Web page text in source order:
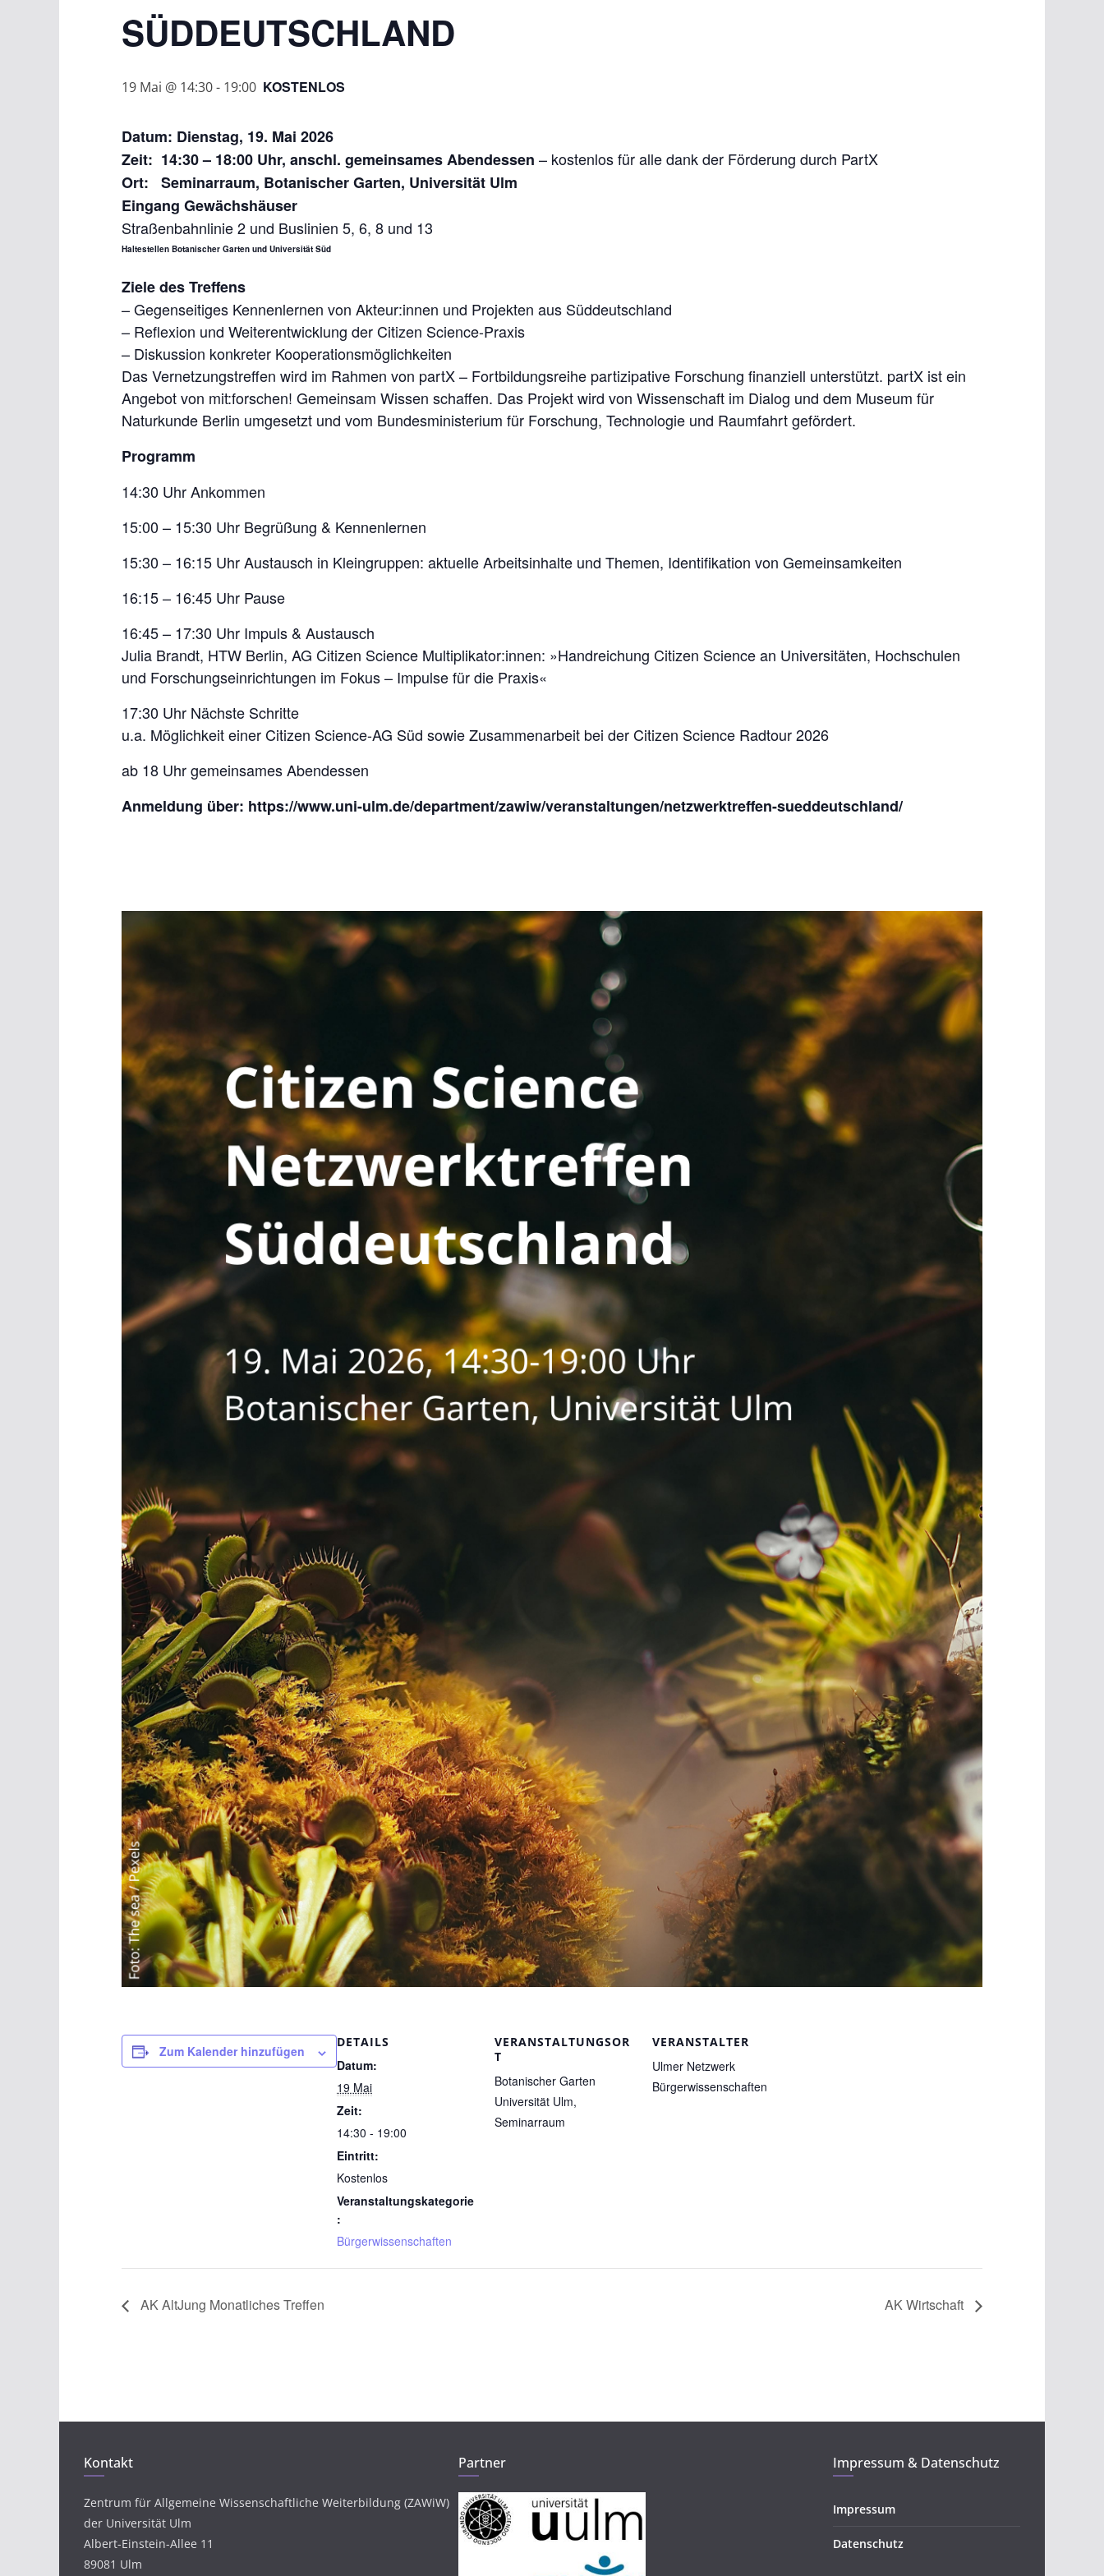
SÜDDEUTSCHLAND
19 Mai @ 14:30- 19:00 KOSTENLOS
Datum: Dienstag, 19. Mai 2026
Zeit: 14:30 – 18:00 Uhr, anschl. gemeinsames Abendessen – kostenlos für alle dank der Förderung durch PartX
Ort: Seminarraum, Botanischer Garten, Universität Ulm
Eingang Gewächshäuser
Straßenbahnlinie 2 und Buslinien 5, 6, 8 und 13
Haltestellen Botanischer Garten und Universität Süd
Ziele des Treffens
– Gegenseitiges Kennenlernen von Akteur:innen und Projekten aus Süddeutschland
– Reflexion und Weiterentwicklung der Citizen Science-Praxis
– Diskussion konkreter Kooperationsmöglichkeiten
Das Vernetzungstreffen wird im Rahmen von partX – Fortbildungsreihe partizipative Forschung finanziell unterstützt. partX ist ein
Angebot von mit:forschen! Gemeinsam Wissen schaffen. Das Projekt wird von Wissenschaft im Dialog und dem Museum für
Naturkunde Berlin umgesetzt und vom Bundesministerium für Forschung, Technologie und Raumfahrt gefördert.
Programm
14:30 Uhr Ankommen
15:00 – 15:30 Uhr Begrüßung & Kennenlernen
15:30 – 16:15 Uhr Austausch in Kleingruppen: aktuelle Arbeitsinhalte und Themen, Identifikation von Gemeinsamkeiten
16:15 – 16:45 Uhr Pause
16:45 – 17:30 Uhr Impuls & Austausch
Julia Brandt, HTW Berlin, AG Citizen Science Multiplikator:innen: »Handreichung Citizen Science an Universitäten, Hochschulen
und Forschungseinrichtungen im Fokus – Impulse für die Praxis«
17:30 Uhr Nächste Schritte
u.a. Möglichkeit einer Citizen Science-AG Süd sowie Zusammenarbeit bei der Citizen Science Radtour 2026
ab 18 Uhr gemeinsames Abendessen
Anmeldung über: https://www.uni-ulm.de/department/zawiw/veranstaltungen/netzwerktreffen-sueddeutschland/
Zum Kalender hinzufügen
DETAILS
Datum:
19 Mai
Zeit:
14:30 - 19:00
Eintritt:
Kostenlos
Veranstaltungskategorie
:
Bürgerwissenschaften
VERANSTALTUNGSOR
T
Botanischer Garten
Universität Ulm,
Seminarraum
VERANSTALTER
Ulmer Netzwerk
Bürgerwissenschaften
AK AltJung Monatliches Treffen AK Wirtschaft
Kontakt
Zentrum für Allgemeine Wissenschaftliche Weiterbildung (ZAWiW)
der Universität Ulm
Albert-Einstein-Allee 11
89081 Ulm
Partner Impressum & Datenschutz
Impressum
Datenschutz